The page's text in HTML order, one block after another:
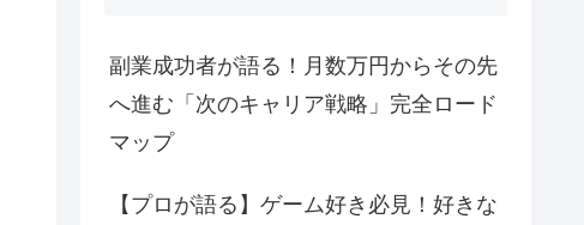
副業成功者が語る！月数万円からその先
へ進む「次のキャリア戦略」完全ロード
マップ
【プロが語る】ゲーム好き必見！好きな